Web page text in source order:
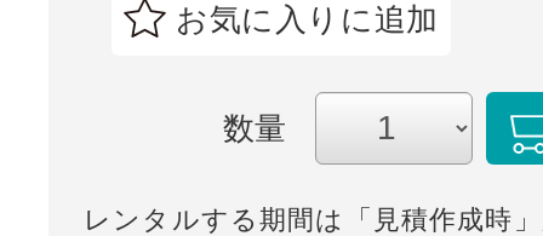
お気に入りに追加
数量
レンタルする期間は「見積作成時